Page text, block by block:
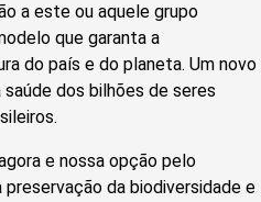
a este ou aquele grupo
que garanta a
do país e do planeta. Um novo
dos bilhões de seres
e nossa opção pelo
da biodiversidade e